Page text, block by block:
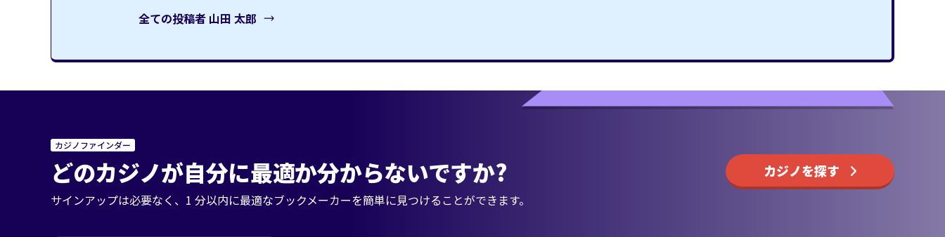
全ての投稿者 山田 太郎
カジノファインダー
どのカジノが自分に最適か分からないですか?
サインアップは必要なく、1 分以内に最適なブックメーカーを簡単に見つけることができます。
カジノを探す